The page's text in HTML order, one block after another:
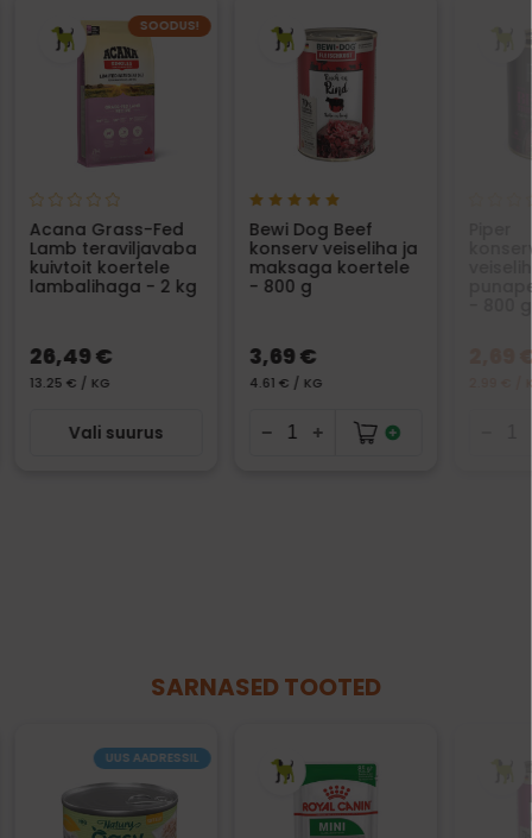
SOODUS!
Acana Grass-Fed
Lamb teraviljavaba
kuivtoit koertele
lambalihaga - 2 kg
26,49 €
13.25 € / KG
Vali suurus
Bewi Dog Beef
konserv veiseliha ja
maksaga koertele
- 800 g
3,69 €
4.61 € / KG
2,69
2.99 € /
SARNASED TOOTED
UUS AADRESSIL